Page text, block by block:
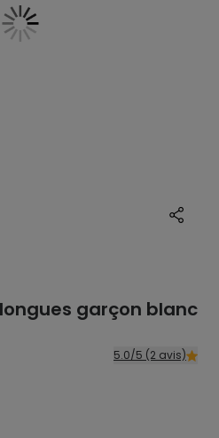
garçon blanc
5.0/5 (2 avis)